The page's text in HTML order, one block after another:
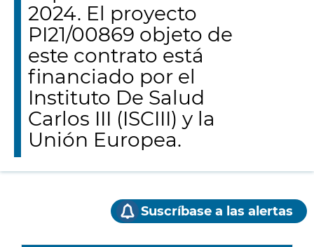
2024. El proyecto
PI21/00869 objeto de
este contrato está
financiado por el
Instituto De Salud
Carlos III (ISCIII) y la
Unión Europea.
Suscríbase a las alertas